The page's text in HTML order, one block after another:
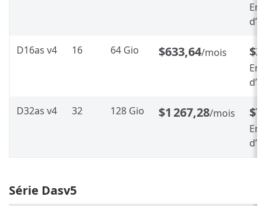
D16as v4 16 64 Gio $633,64/mois
D32as v4 32 128 Gio $1 267,28/mois
Série Dasv5